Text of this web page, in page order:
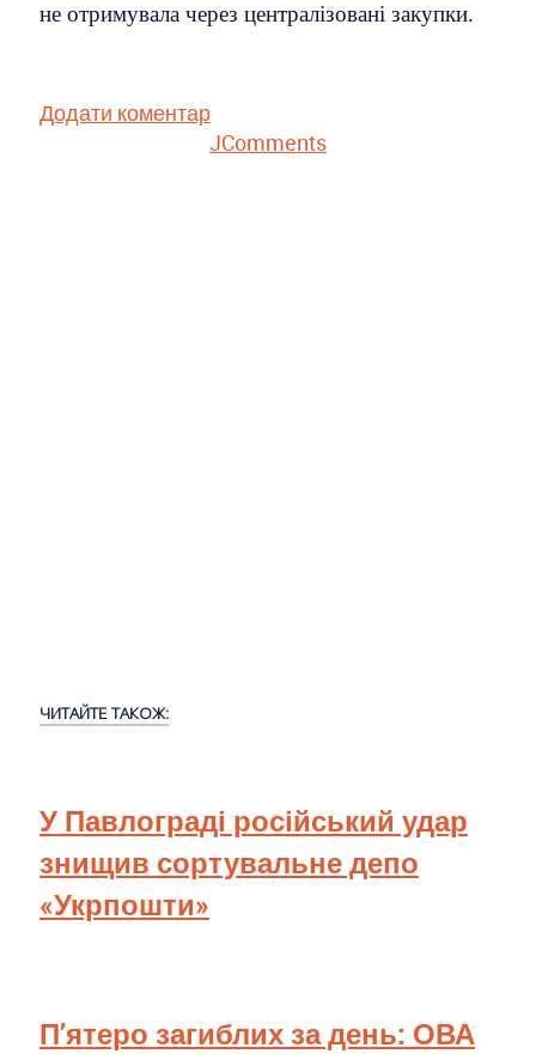
не отримувала через централізовані закупки.
Додати коментар
JComments
ЧИТАЙТЕ ТАКОЖ:
У Павлограді російський удар
знищив сортувальне депо
«Укрпошти»
П’ятеро загиблих за день: ОВА